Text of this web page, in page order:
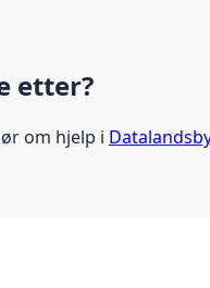
etter?
om hjelp i